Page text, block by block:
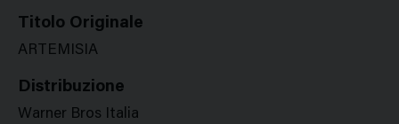
Titolo Originale
ARTEMISIA
Distribuzione
Warner Bros Italia